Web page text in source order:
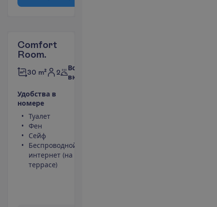
Comfort
Room.
30 m² 2
Все
включено
Удобства в
номере
Туалет
Фен
Сейф
Беспроводной
интернет (на
террасе)